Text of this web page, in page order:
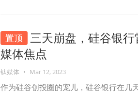
置顶
三天崩盘，硅谷银
媒体焦点
钛媒体 • Mar 12, 2023
作为硅谷创投圈的宠儿，硅谷银行在几